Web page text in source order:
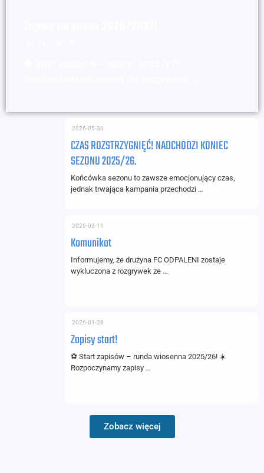
CZAS ROZSTRZYGNIĘĆ! NADCHODZI KONIEC
SEZONU 2025/26.
2026-05-30
Końcówka sezonu to zawsze emocjonujący czas,
jednak trwająca kampania przechodzi …
Komunikat
2026-03-11
Informujemy, że drużyna FC ODPALENI zostaje
wykluczona z rozgrywek ze …
Zapisy start!
2026-01-28
⚽ Start zapisów – runda wiosenna 2025/26! ☀️
Rozpoczynamy zapisy …
Zobacz więcej